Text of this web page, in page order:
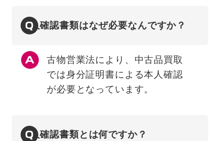
Q
本人確認書類はなぜ必要なんですか？
古物営業法により、中古品買取
では身分証明書による本人確認
が必要となっています。
Q
本人確認書類とは何ですか？